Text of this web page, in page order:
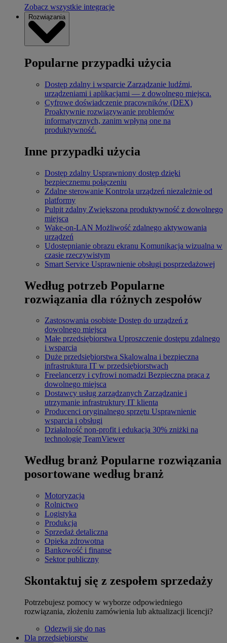
Zobacz wszystkie integracje
Rozwiązania
Popularne przypadki użycia
Dostęp zdalny i wsparcie Zarządzanie ludźmi,
urządzeniami i aplikacjami — z dowolnego miejsca.
Cyfrowe doświadczenie pracowników (DEX)
Proaktywnie rozwiązywanie problemów
informatycznych, zanim wpłyną one na
produktywność.
Inne przypadki użycia
Dostęp zdalny Usprawniony dostęp dzięki
bezpiecznemu połączeniu
Zdalne sterowanie Kontrola urządzeń niezależnie od
platformy
Pulpit zdalny Zwiększona produktywność z dowolnego
miejsca
Wake-on-LAN Możliwość zdalnego aktywowania
urządzeń
Udostępnianie obrazu ekranu Komunikacja wizualna w
czasie rzeczywistym
Smart Service Usprawnienie obsługi posprzedażowej
Według potrzeb Popularne
rozwiązania dla różnych zespołów
Zastosowania osobiste Dostęp do urządzeń z
dowolnego miejsca
Małe przedsiębiorstwa Uproszczenie dostępu zdalnego
i wsparcia
Duże przedsiębiorstwa Skalowalna i bezpieczna
infrastruktura IT w przedsiębiorstwach
Freelancerzy i cyfrowi nomadzi Bezpieczna praca z
dowolnego miejsca
Dostawcy usług zarządzanych Zarządzanie i
utrzymanie infrastruktury IT klienta
Producenci oryginalnego sprzętu Usprawnienie
wsparcia i obsługi
Działalność non-profit i edukacja 30% zniżki na
technologię TeamViewer
Według branż Popularne rozwiązania
posortowane według branż
Motoryzacja
Rolnictwo
Logistyka
Produkcja
Sprzedaż detaliczna
Opieka zdrowotna
Bankowość i finanse
Sektor publiczny
Skontaktuj się z zespołem sprzedaży
Potrzebujesz pomocy w wyborze odpowiedniego
rozwiązania, złożeniu zamówienia lub aktualizacji licencji?
Odezwij się do nas
Dla przedsiębiorstw